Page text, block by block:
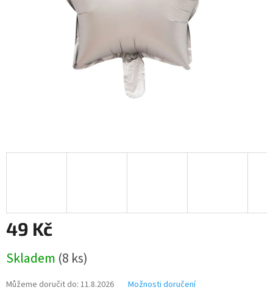
49 Kč
cena:
Skladem (8 ks)
Můžeme doručit do: 11.8.2026 Možnosti doručení